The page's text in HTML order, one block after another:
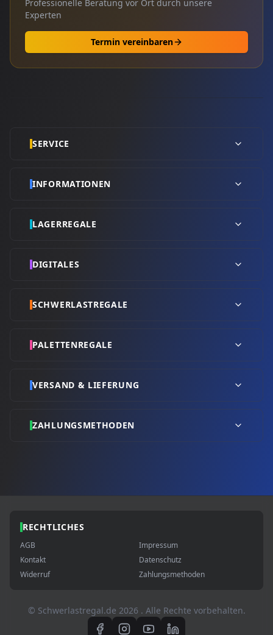
Professionelle Beratung vor Ort durch unsere
Experten
Termin vereinbaren
SERVICE
INFORMATIONEN
LAGERREGALE
DIGITALES
SCHWERLASTREGALE
PALETTENREGALE
VERSAND & LIEFERUNG
ZAHLUNGSMETHODEN
RECHTLICHES
AGB
Impressum
Kontakt
Datenschutz
Widerruf
Zahlungsmethoden
© Schwerlastregal.de 2026 . Alle Rechte vorbehalten.